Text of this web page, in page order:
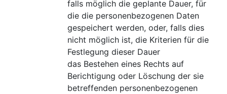
falls möglich die geplante Dauer, für
die die personenbezogenen Daten
gespeichert werden, oder, falls dies
nicht möglich ist, die Kriterien für die
Festlegung dieser Dauer
das Bestehen eines Rechts auf
Berichtigung oder Löschung der sie
betreffenden personenbezogenen